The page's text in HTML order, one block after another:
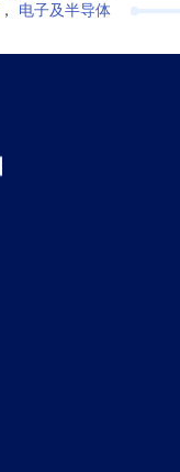
， 电子及半导体